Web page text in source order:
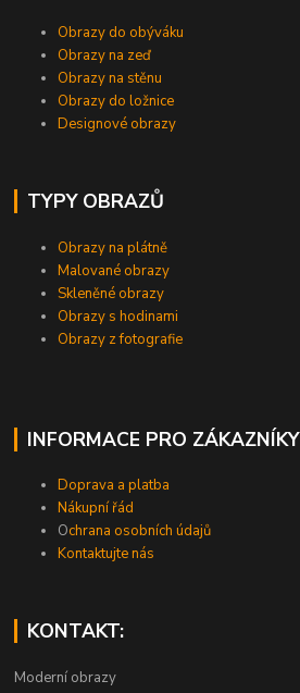
Obrazy do obýváku
Obrazy na zeď
Obrazy na stěnu
Obrazy do ložnice
Designové obrazy
TYPY OBRAZŮ
Obrazy na plátně
Malované obrazy
Skleněné obrazy
Obrazy s hodinami
Obrazy z fotografie
INFORMACE PRO ZÁKAZNÍKY
Doprava a platba
Nákupní řád
Ochrana osobních údajů
Kontaktujte nás
KONTAKT:
Moderní obrazy